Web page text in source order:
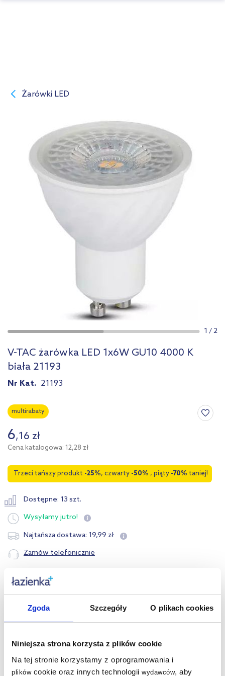
Zgoda Szczegóły O plikach cookies
Niniejsza strona korzysta z plików cookie
Na tej stronie korzystamy z oprogramowania i
plikówcookie oraz innych technologii wydawców, aby
Żarówki LED
1 /2
V-TAC żarówka LED 1x6W GU10 4000 K
biała 21193
Nr Kat. 21193
multirabaty
6,16 zł
Cena katalogowa: 12,28 zł
Trzeci tańszy produkt -25%, czwarty -50% , piąty -70% taniej!
Dostępne: 13 szt.
Wysyłamyjutro!
Najtańsza dostawa: 19,99 zł
Zamów telefonicznie
Opis produktu
Dane techniczne
Warto dokupić:
Kupowane z tym produktem: